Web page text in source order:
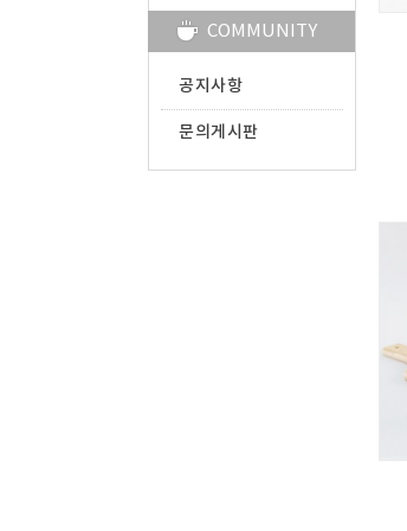
COMMUNITY
공지사항
문의게시판